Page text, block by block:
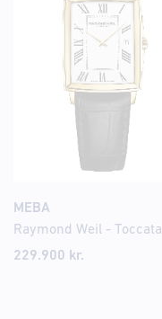
MEBA
Raymond Weil - Toccata
229.900 kr.